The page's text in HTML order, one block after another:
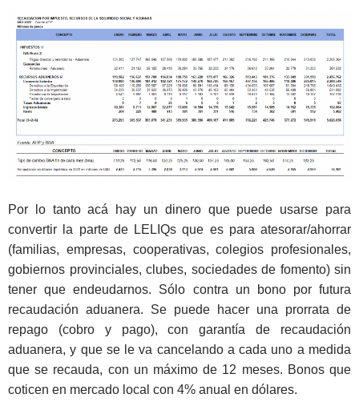
Por lo tanto acá hay un dinero que puede usarse para
convertir la parte de LELIQs que es para atesorar/ahorrar
(familias, empresas, cooperativas, colegios profesionales,
gobiernos provinciales, clubes, sociedades de fomento) sin
tener que endeudarnos. Sólo contra un bono por futura
recaudación aduanera. Se puede hacer una prorrata de
repago (cobro y pago), con garantía de recaudación
aduanera, y que se le va cancelando a cada uno a medida
que se recauda, con un máximo de 12 meses. Bonos que
coticen en mercado local con 4% anual en dólares.